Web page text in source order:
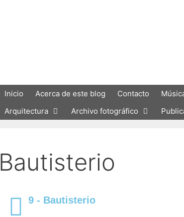
Inicio Acerca de este blog Contacto
Arquitectura
Archivo fotográfico
Bautisterio
9 - Bautisterio